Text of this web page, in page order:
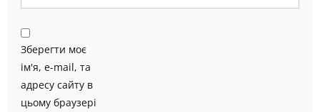
Зберегти моє
ім'я, e-mail, та
адресу сайту в
цьому браузері